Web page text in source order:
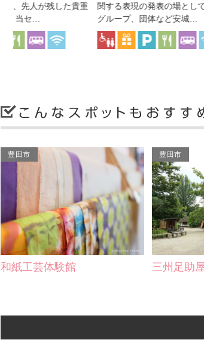
関する表現の発表の場として、個人、
グループ、団体など安城…
す。酒人
冶や織物
豊田市
和紙工芸体験館
豊田市
三州足助